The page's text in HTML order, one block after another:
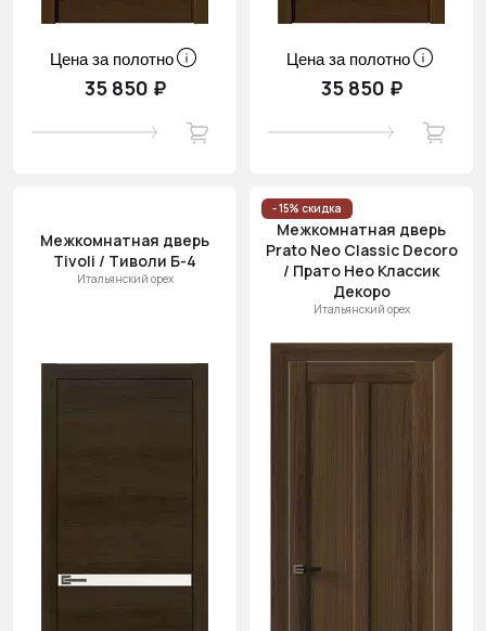
Цена за полотно
35 850 ₽
Цена за полотно
35 850 ₽
Межкомнатная дверь
Tivoli / Тиволи Б-4
Итальянский орех
- 15% скидка
Межкомнатная дверь
Prato Neo Classic Decoro
/ Прато Нео Классик
Декоро
Итальянский орех